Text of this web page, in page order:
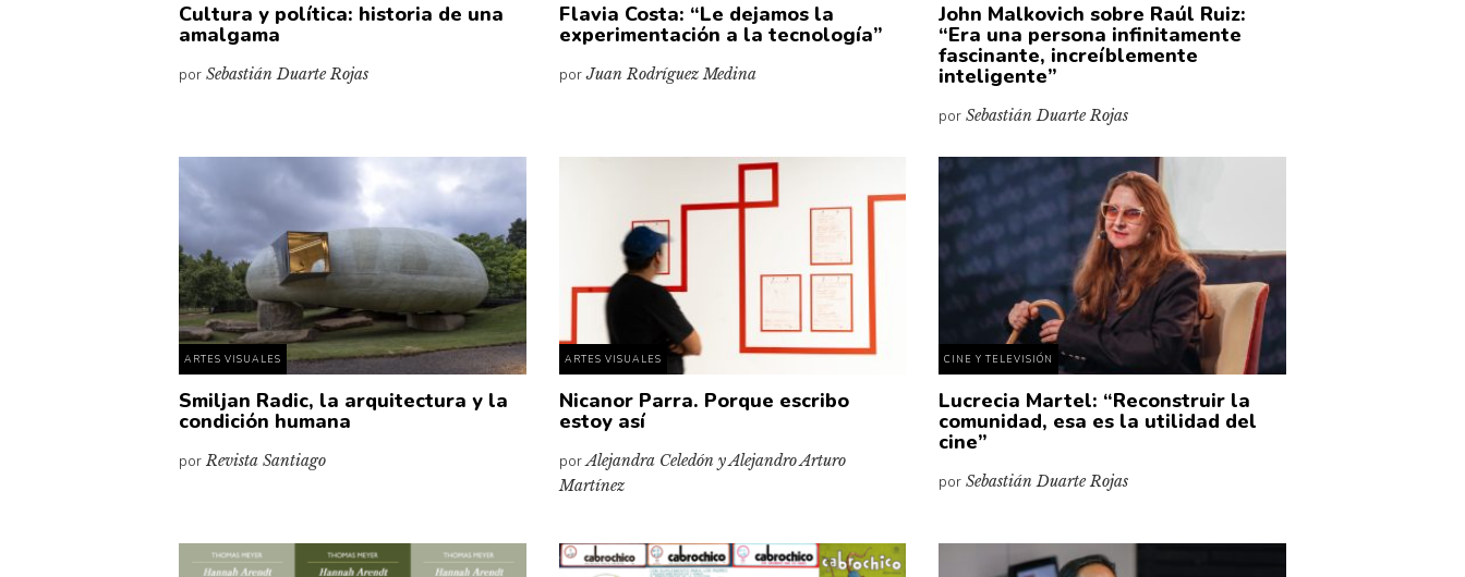
Cultura y política: historia de una
amalgama
porSebastián Duarte Rojas
Flavia Costa: “Le dejamos la
experimentación a la tecnología”
porJuan Rodríguez Medina
John Malkovich sobre Raúl Ruiz:
“Era una persona infinitamente
fascinante, increíblemente
inteligente”
porSebastián Duarte Rojas
ARTES VISUALES
Smiljan Radic, la arquitectura y la
condición humana
porRevista Santiago
ARTES VISUALES
Nicanor Parra. Porque escribo
estoy así
porAlejandra Celedón y Alejandro Arturo
Martínez
CINE Y TELEVISIÓN
Lucrecia Martel: “Reconstruir la
comunidad, esa es la utilidad del
cine”
porSebastián Duarte Rojas